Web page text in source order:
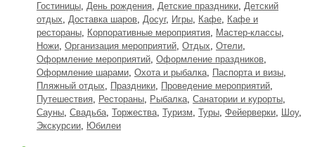
Гостиницы, День рождения, Детские праздники, Детский
отдых, Доставка шаров, Досуг, Игры, Кафе, Кафе и
рестораны, Корпоративные мероприятия, Мастер-классы,
Ножи, Организация мероприятий, Отдых, Отели,
Оформление мероприятий, Оформление праздников,
Оформление шарами, Охота и рыбалка, Паспорта и визы,
Пляжный отдых, Праздники, Проведение мероприятий,
Путешествия, Рестораны, Рыбалка, Санатории и курорты,
Сауны, Свадьба, Торжества, Туризм, Туры, Фейерверки, Шоу,
Экскурсии, Юбилеи